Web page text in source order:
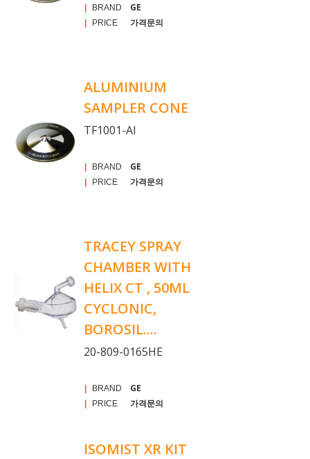
| BRAND GE
| PRICE 가격문의
ALUMINIUM
SAMPLER CONE
TF1001-Al
| BRAND GE
| PRICE 가격문의
TRACEY SPRAY
CHAMBER WITH
HELIX CT , 50ML
CYCLONIC,
BOROSIL....
20-809-0165HE
| BRAND GE
| PRICE 가격문의
ISOMIST XR KIT